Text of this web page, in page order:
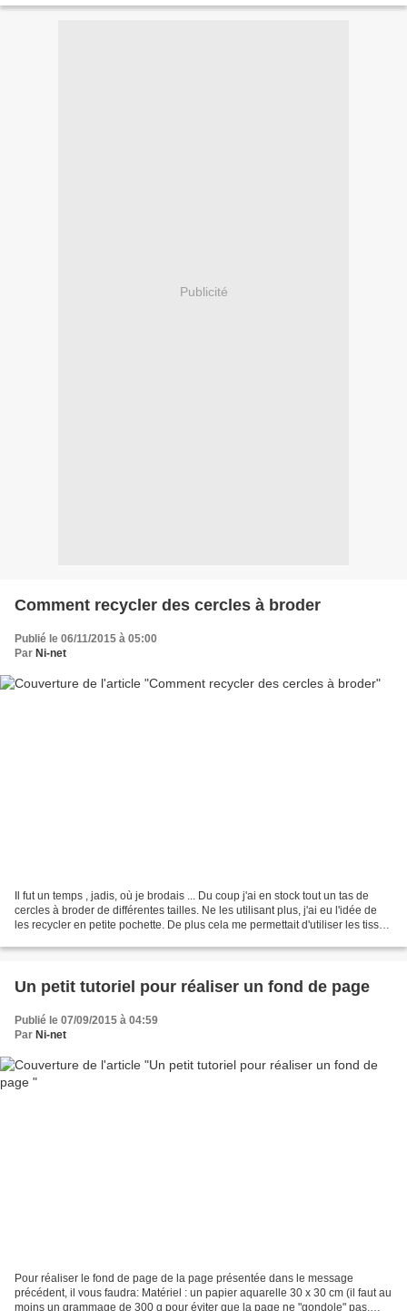
Publicité
Comment recycler des cercles à broder
Publié le 06/11/2015 à 05:00
Par Ni-net
Il fut un temps , jadis, où je brodais ... Du coup j'ai en stock tout un tas de
cercles à broder de différentes tailles. Ne les utilisant plus, j'ai eu l'idée de
les recycler en petite pochette. De plus cela me permettait d'utiliser les tissus
Un petit tutoriel pour réaliser un fond de page
Publié le 07/09/2015 à 04:59
Par Ni-net
Pour réaliser le fond de page de la page présentée dans le message
précédent, il vous faudra: Matériel : un papier aquarelle 30 x 30 cm (il faut au
moins un grammage de 300 g pour éviter que la page ne "gondole" pas.